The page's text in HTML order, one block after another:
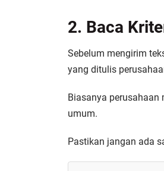
2. Baca
Sebelum mengirim
yang ditulis
Biasanya perusahaan
umum.
Pastikan jangan ada